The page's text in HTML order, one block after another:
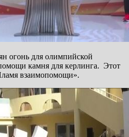
огонь для олимпийской
камня для керлинга. Этот
взаимопомощи».